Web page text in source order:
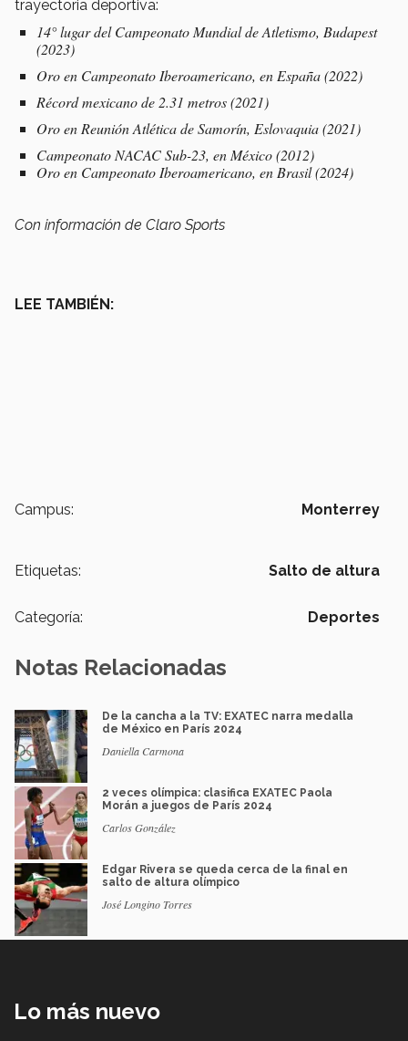
trayectoria deportiva:
14° lugar del Campeonato Mundial de Atletismo, Budapest
(2023)
Oro en Campeonato Iberoamericano, en España (2022)
Récord mexicano de 2.31 metros (2021)
Oro en Reunión Atlética de Samorín, Eslovaquia (2021)
Campeonato NACAC Sub-23, en México (2012)
Oro en Campeonato Iberoamericano, en Brasil (2024)
Con información de Claro Sports
LEE TAMBIÉN:
Campus: Monterrey
Etiquetas: Salto de altura
Categoría: Deportes
Notas Relacionadas
De la cancha a la TV: EXATEC narra medalla
de México en París 2024
Daniella Carmona
2 veces olímpica: clasifica EXATEC Paola
Morán a juegos de París 2024
Carlos González
Edgar Rivera se queda cerca de la final en
salto de altura olímpico
José Longino Torres
Lo más nuevo